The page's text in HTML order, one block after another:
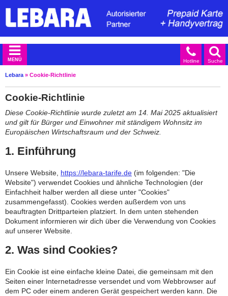
Suche
Hotline
MENÜ
Lebara » Cookie-Richtlinie
Cookie-Richtlinie
Diese Cookie-Richtlinie wurde zuletzt am 14. Mai 2025 aktualisiert
und gilt für Bürger und Einwohner mit ständigem Wohnsitz im
Europäischen Wirtschaftsraum und der Schweiz.
1. Einführung
Unsere Website, https://lebara-tarife.de (im folgenden: "Die
Website") verwendet Cookies und ähnliche Technologien (der
Einfachheit halber werden all diese unter "Cookies"
zusammengefasst). Cookies werden außerdem von uns
beauftragten Drittparteien platziert. In dem unten stehenden
Dokument informieren wir dich über die Verwendung von Cookies
auf unserer Website.
2. Was sind Cookies?
Ein Cookie ist eine einfache kleine Datei, die gemeinsam mit den
Seiten einer Internetadresse versendet und vom Webbrowser auf
dem PC oder einem anderen Gerät gespeichert werden kann. Die